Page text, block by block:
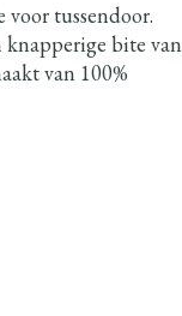
voor tussendoor.
bite van
van 100%